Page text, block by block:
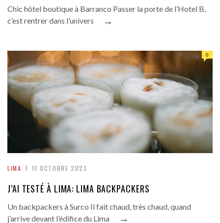
Chic hôtel boutique à Barranco Passer la porte de l’Hotel B,
c’est rentrer dans l’univers
→
LIMA 11 OCTOBRE 2023
0
J’AI TESTÉ À LIMA: LIMA BACKPACKERS
Un backpackers à Surco Il fait chaud, très chaud, quand
j’arrive devant l’édifice du Lima
→